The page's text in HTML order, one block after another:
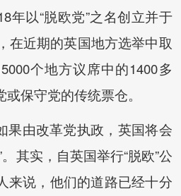
年以“脱欧党”之名创立并于
在近期的英国地方选举中取
个地方议席中的1400多
保守党的传统票仓。
果由改革党执政，英国将会
其实，自英国举行“脱欧”公
来说，他们的道路已经十分